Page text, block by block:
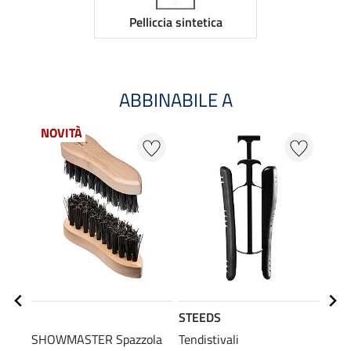
Pelliccia sintetica
ABBINABILE A
NOVITÀ
SHOWMASTER Spazzola
STEEDS
Tendistivali